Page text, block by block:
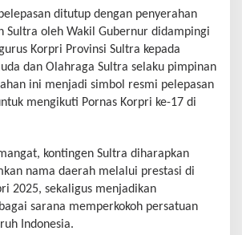
ditutup dengan penyerahan
Sultra oleh Wakil Gubernur didampingi
Korpri Provinsi Sultra kepada
dan Olahraga Sultra selaku pimpinan
ini menjadi simbol resmi pelepasan
mengikuti Pornas Korpri ke-17 di
kontingen Sultra diharapkan
nama daerah melalui prestasi di
2025, sekaligus menjadikan
sarana memperkokoh persatuan
Indonesia.